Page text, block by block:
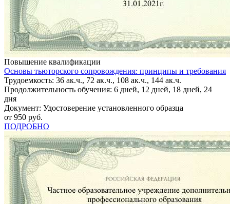
Повышение квалификации
Основы тьюторского сопровождения: принципы и требования
Трудоемкость: 36 ак.ч., 72 ак.ч., 108 ак.ч., 144 ак.ч.
Продолжительность обучения: 6 дней, 12 дней, 18 дней, 24
дня
Документ: Удостоверение установленного образца
от 950 руб.
ПОДРОБНО